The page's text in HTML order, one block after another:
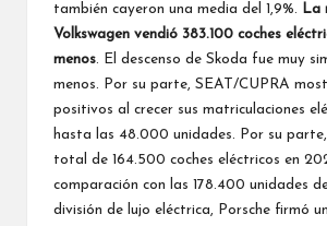
también cayeron una media del 1,9%.
La
Volkswagen vendió 383.100 coches
menos . El descenso de Skoda fue muy
menos. Por su parte, SEAT/CUPRA
positivos al crecer sus matriculaciones
hasta las 48.000 unidades. Por su
total de 164.500 coches eléctricos en
comparación con las 178.400 unidades
división de lujo eléctrica, Porsche firmó